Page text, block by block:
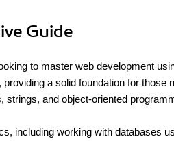
Guide
to master web development
a solid foundation for those
and object-oriented
including working with databases